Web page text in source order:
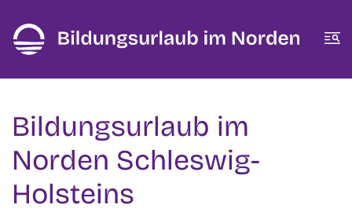
Zum Inhalt springen
Zur Fußzeile springen
Bildungsurlaub im
Norden Schleswig-
Holsteins